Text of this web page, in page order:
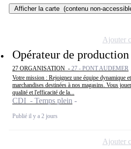
Afficher la carte (contenu non-
Opérateur de
27 ORGANISATION - 27 - PONT AUDEMER
Votre mission : Rejoignez une équipe dynamique
marchandises destinées à nos magasins. Vous
qualité et l'efficacité de la...
CDI - Temps plein
Publié il y a 2 jours
Ajouter
Ajouter